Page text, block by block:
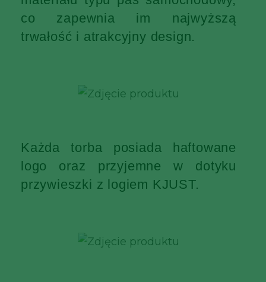
co zapewnia im najwyższą
trwałość i atrakcyjny design.
Każda torba posiada haftowane
logo oraz przyjemne w dotyku
przywieszki z logiem KJUST.